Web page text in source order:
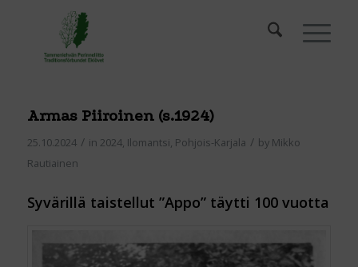
Armas Piiroinen (s.1924)
25.10.2024 / in 2024, Ilomantsi, Pohjois-Karjala / by Mikko
Rautiainen
Syvärillä taistellut ”Appo” täytti 100 vuotta